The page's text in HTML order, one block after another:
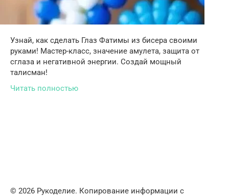
Узнай, как сделать Глаз Фатимы из бисера своими
руками! Мастер-класс, значение амулета, защита от
сглаза и негативной энергии. Создай мощный
талисман!
Читать полностью
© 2026 Рукоделие. Копирование информации с